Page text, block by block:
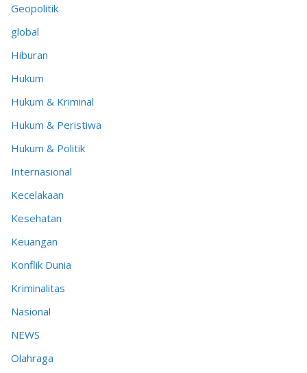
Geopolitik
global
Hiburan
Hukum
Hukum & Kriminal
Hukum & Peristiwa
Hukum & Politik
Internasional
Kecelakaan
Kesehatan
Keuangan
Konflik Dunia
Kriminalitas
Nasional
NEWS
Olahraga